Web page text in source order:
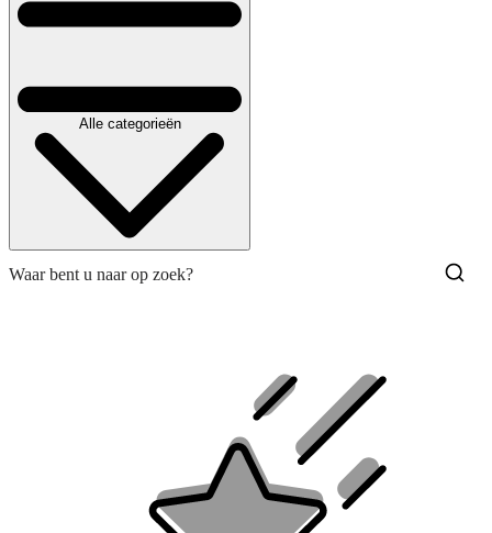
Alle categorieën